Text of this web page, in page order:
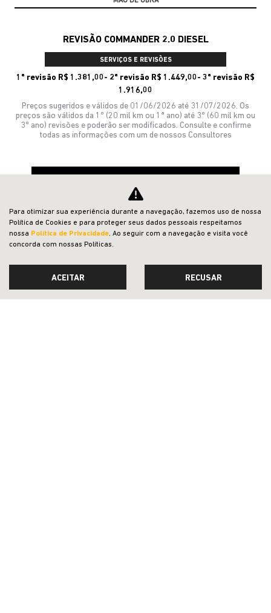
REVISÃO COMMANDER 2.0 DIESEL
SERVIÇOS E REVISÕES
1ª revisão R$ 1.381,00- 2ª revisão R$ 1.449,00- 3ª revisão R$
1.916,00
Preços sugeridos e válidos de 01/06/2026 até 31/07/2026. Os
preços são válidos da 1º (20 mil km ou 1ª ano) até 3º (60 mil km ou
3º ano) revisões e poderão ser modificados. Consulte e confirme
todas as informações com um de nossos Consultores
Para otimizar sua experiência durante a navegação, fazemos uso de nossa
Política de Cookies e para proteger seus dados pessoais respeitamos
nossa Política de Privacidade. Ao seguir com a navegação e visita você
concorda com nossas Políticas.
ACEITAR RECUSAR